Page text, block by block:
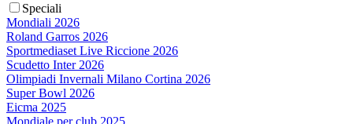
Speciali
Mondiali 2026
Roland Garros 2026
Sportmediaset Live Riccione 2026
Scudetto Inter 2026
Olimpiadi Invernali Milano Cortina 2026
Super Bowl 2026
Eicma 2025
Mondiale per club 2025